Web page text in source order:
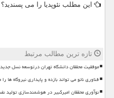
این مطلب نئوپدیا را می پسندید؟
تازه ترین مطالب مرتبط
موفقیت محققان دانشگاه تهران درتوسعه نسل
فناوری نانو می تواند بازده و پایداری نیروگاه ها
نوآوری محققان امیرکبیر در هوشمندسازی تولید